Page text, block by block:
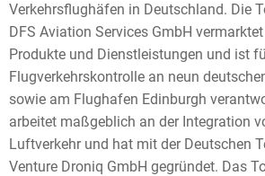
Verkehrsflughäfen in Deutschland. Die
DFS Aviation Services GmbH
Produkte und Dienstleistungen und ist
Flugverkehrskontrolle an neun
sowie am Flughafen Edinburgh
arbeitet maßgeblich an der Integration
Luftverkehr und hat mit der Deutschen
Venture Droniq GmbH gegründet. Das